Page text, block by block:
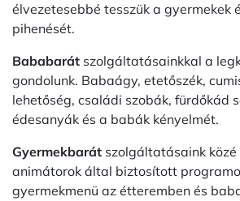
élvezetesebbé tesszük a gyermekek
pihenését.
Bababarát szolgáltatásainkkal a
gondolunk. Babaágy, etetőszék,
lehetőség, családi szobák, fürdőkád
édesanyák és a babák kényelmét.
Gyermekbarát szolgáltatásaink
animátorok által biztosított
gyermekmenü az étteremben és